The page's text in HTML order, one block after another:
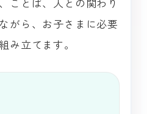
がら、お子さまに必要
み立てます。